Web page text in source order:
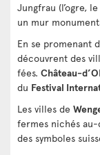
Jungfrau (l’ogre,
un mur
En se promenant
découvrent des
fées. Château-
du Festival
Les villes de
fermes nichés au-
des symboles